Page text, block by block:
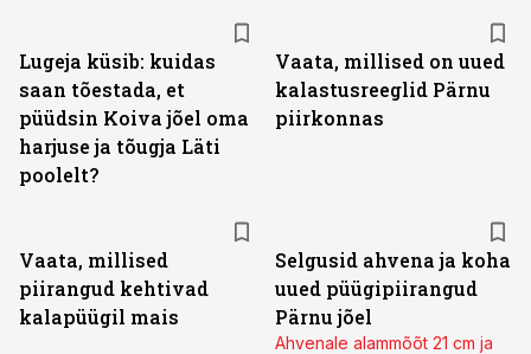
Lugeja küsib: kuidas
saan tõestada, et
püüdsin Koiva jõel oma
harjuse ja tõugja Läti
poolelt?
Vaata, millised on uued
kalastusreeglid Pärnu
piirkonnas
Vaata, millised
piirangud kehtivad
kalapüügil mais
Selgusid ahvena ja koha
uued püügipiirangud
Pärnu jõel
Ahvenale alammõõt 21 cm ja